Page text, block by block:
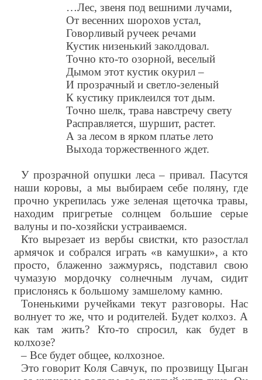
…Лес, звеня под вешними лучами,
От весенних шорохов устал,
Говорливый ручеек речами
Кустик низенький заколдовал.
Точно кто-то озорной, веселый
Дымом этот кустик окурил –
И прозрачный и светло-зеленый
К кустику приклеился тот дым.
Точно шелк, трава навстречу свету
Расправляется, шуршит, растет.
А за лесом в ярком платье лето
Выхода торжественного ждет.
У прозрачной опушки леса – привал. Пасутся
наши коровы, а мы выбираем себе поляну, где
прочно укрепилась уже зеленая щеточка травы,
находим пригретые солнцем большие серые
валуны и по-хозяйски устраиваемся.
Кто вырезает из вербы свистки, кто разостлал
армячок и собрался играть «в камушки», а кто
просто, блаженно зажмурясь, подставил свою
чумазую мордочку солнечным лучам, сидит
прислонясь к большому замшелому камню.
Тоненькими ручейками текут разговоры. Нас
волнует то же, что и родителей. Будет колхоз. А
как там жить? Кто-то спросил, как будет в
колхозе?
– Все будет общее, колхозное.
Это говорит Коля Савчук, по прозвищу Цыган